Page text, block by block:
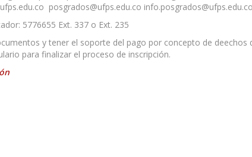
posgrados@ufps.edu.co info.posgrados@ufps.edu.co
5776655 Ext. 337 o Ext. 235
y tener el soporte del pago por concepto de deechos
para finalizar el proceso de inscripción.